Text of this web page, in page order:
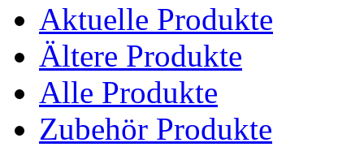
Aktuelle Produkte
Ältere Produkte
Alle Produkte
Zubehör Produkte